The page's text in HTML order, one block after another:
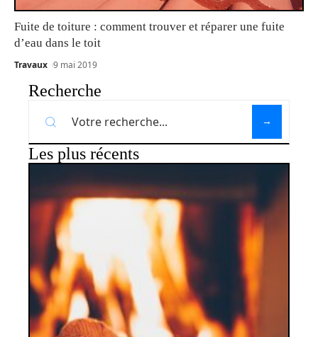
Fuite de toiture : comment trouver et réparer une fuite
d’eau dans le toit
Travaux 9 mai 2019
Recherche
Les plus récents